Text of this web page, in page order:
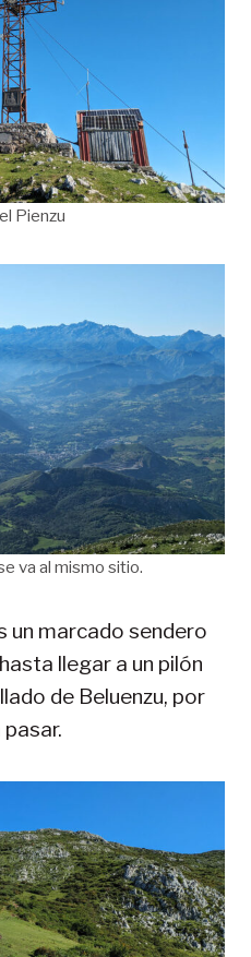
Pienzu
va al mismo sitio.
un marcado sendero
llegar a un pilón
de Beluenzu, por